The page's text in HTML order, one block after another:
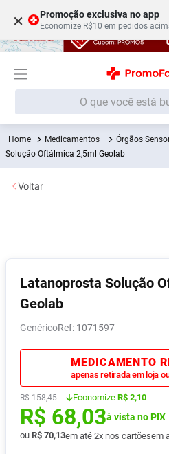
× Promoção exclusiva no app
Economize R$10 em pedidos
O que você está buscando?
Medicamentos Órgãos
Solução Oftálmica 2,5ml Geolab
Latanoprosta Solução
Geolab
Genérico : 1071597
MEDICAMENTO
apenas retirada em loja
R$ 158,45 Economize R$ 2,10
R$ 68,03à vista no PIX
ou R$ 70,13em até 2x nos cartõesem
Voltar
Termos mais buscados
1º Fralda
2
5º Fralda G
6º Shampoo
7 º Desodorante
8º Absorvente
9º Lavitan
Vitamina D